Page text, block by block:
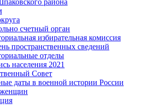
района
счетный орган
избирательная комиссия
пространственных сведений
отделы
населения 2021
Совет
даты в военной истории России